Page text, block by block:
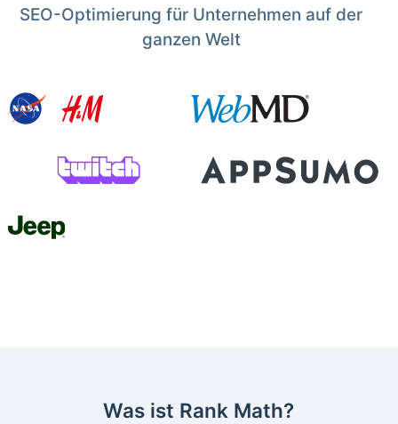
SEO-Optimierung für Unternehmen auf der
ganzen Welt
Was ist Rank Math?